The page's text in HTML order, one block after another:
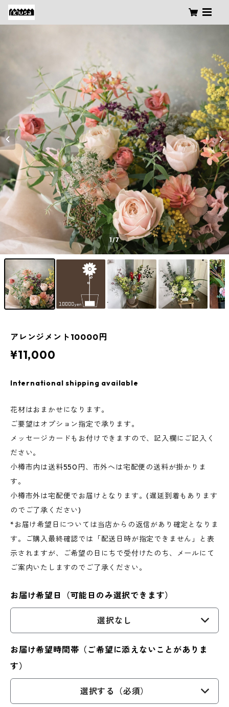
1/7
アレンジメント10000円
¥11,000
International shipping available
花材はおまかせになります。
ご要望はオプション指定で承ります。
メッセージカードもお付けできますので、記入欄にご記入く
ださい。
小樽市内は送料550円、市外へは宅配便の送料が掛かりま
す。
小樽市外は宅配便でお届けとなります。(遅延到着もあります
のでご了承ください)
*お届け希望日については当店からの返信があり確定となりま
す。ご購入最終確認では「配送日時が指定できません」と表
示されますが、ご希望の日にちで受付けたのち、メールにて
ご案内いたしますのでご了承ください。
お届け希望日（可能日のみ選択できます）
選択なし
お届け希望時間帯（ご希望に添えないことがありま
す）
選択する（必須）